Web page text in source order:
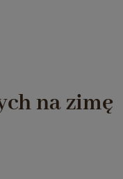
na zimę